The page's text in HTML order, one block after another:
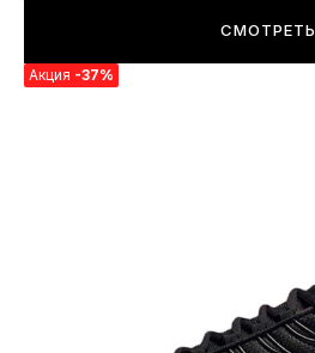
СМОТРЕТЬ
Акция -37%